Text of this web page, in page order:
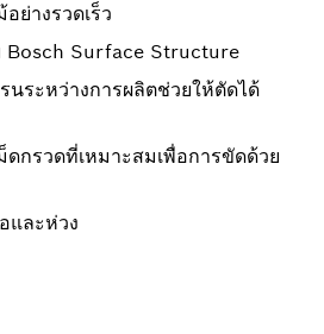
ย่างรวดเร็ว
Bosch Surface Structure
นระหว่างการผลิตช่วยให้ตัดได้
ดกรวดที่เหมาะสมเพื่อการขัดด้วย
และห่วง